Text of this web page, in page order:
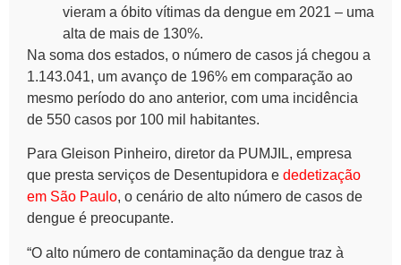
vieram a óbito vítimas da dengue em 2021 – uma
alta de mais de 130%.
Na soma dos estados, o número de casos já chegou a
1.143.041, um avanço de 196% em comparação ao
mesmo período do ano anterior, com uma incidência
de 550 casos por 100 mil habitantes.
Para Gleison Pinheiro, diretor da PUMJIL, empresa
que presta serviços de Desentupidora e dedetização
em São Paulo, o cenário de alto número de casos de
dengue é preocupante.
“O alto número de contaminação da dengue traz à